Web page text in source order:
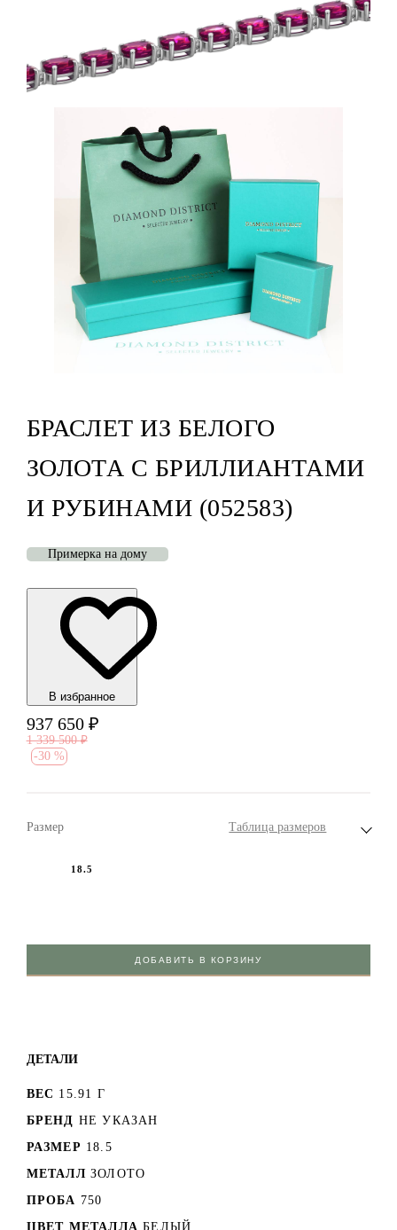
БРАСЛЕТ ИЗ БЕЛОГО
ЗОЛОТА С БРИЛЛИАНТАМИ
И РУБИНАМИ (052583)
Примерка на дому
В избранноe
937 650 ₽
1 339 500 ₽
-30 %
Размер Таблица размеров
18.5
ДОБАВИТЬ В КОРЗИНУ
ДЕТАЛИ
ВЕС 15.91 Г
БРЕНД НЕ УКАЗАН
РАЗМЕР 18.5
МЕТАЛЛ ЗОЛОТО
ПРОБА 750
ЦВЕТ МЕТАЛЛА БЕЛЫЙ